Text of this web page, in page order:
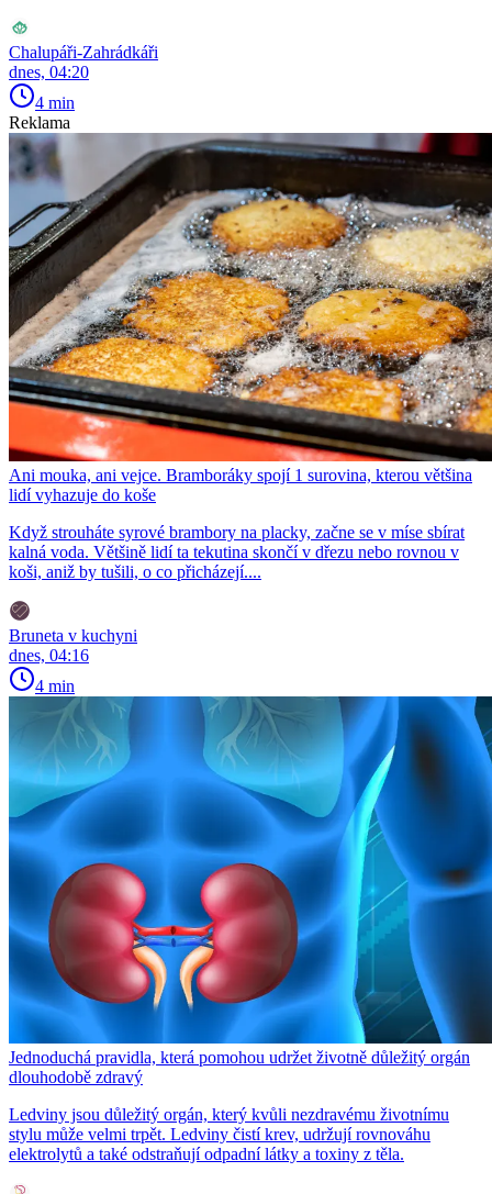
Chalupáři-Zahrádkáři
dnes, 04:20
4 min
Reklama
Ani mouka, ani vejce. Bramboráky spojí 1 surovina, kterou většina
lidí vyhazuje do koše
Když strouháte syrové brambory na placky, začne se v míse sbírat
kalná voda. Většině lidí ta tekutina skončí v dřezu nebo rovnou v
koši, aniž by tušili, o co přicházejí....
Bruneta v kuchyni
dnes, 04:16
4 min
Jednoduchá pravidla, která pomohou udržet životně důležitý orgán
dlouhodobě zdravý
Ledviny jsou důležitý orgán, který kvůli nezdravému životnímu
stylu může velmi trpět. Ledviny čistí krev, udržují rovnováhu
elektrolytů a také odstraňují odpadní látky a toxiny z těla.